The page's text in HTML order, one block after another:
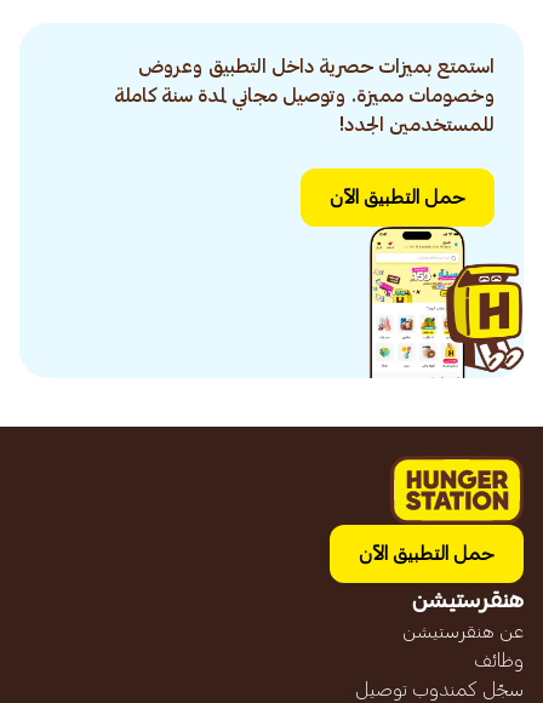
استمتع بميزات حصرية داخل التطبيق وعروض
وخصومات مميزة. وتوصيل مجاني لمدة سنة كاملة
للمستخدمين الجدد!
حمل التطبيق الآن
حمل التطبيق الآن
هنقرستيشن
عن هنقرستيشن
وظائف
سجّل كمندوب توصيل